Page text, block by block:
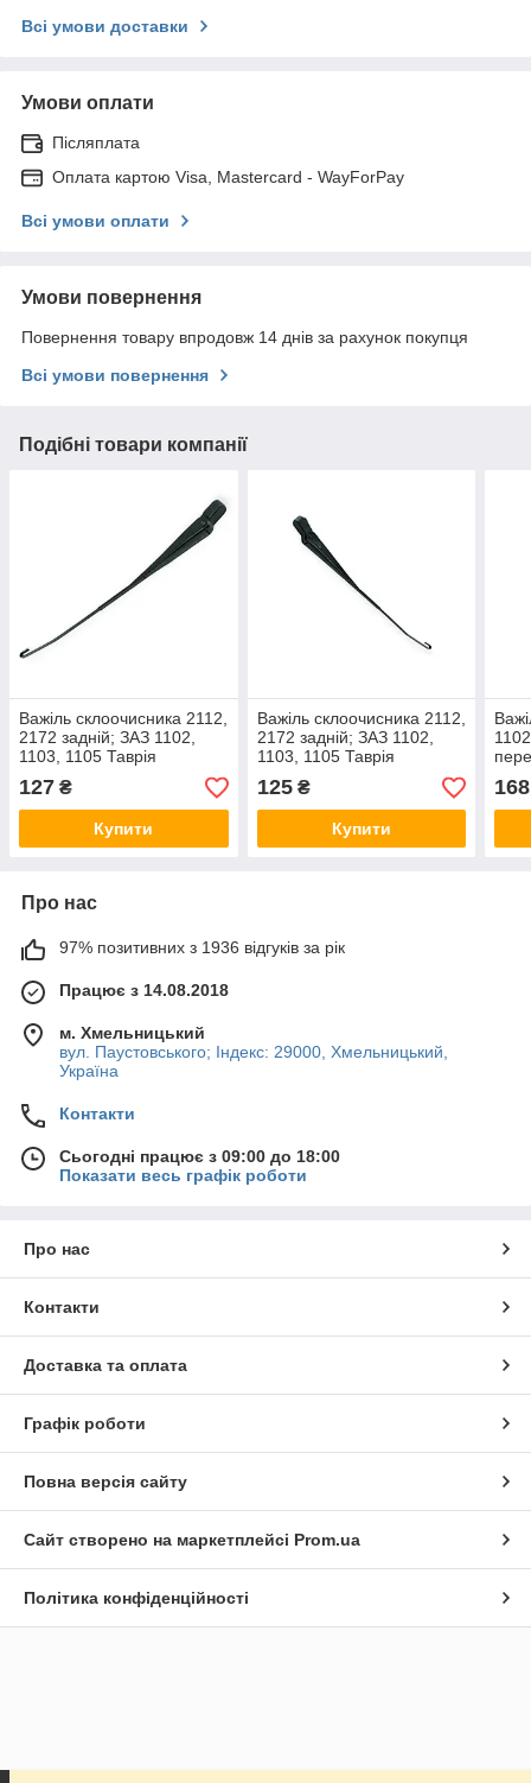
Всі умови доставки
Умови оплати
Післяплата
Оплата картою Visa, Mastercard - WayForPay
Всі умови оплати
Умови повернення
Повернення товару впродовж 14 днів за рахунок покупця
Всі умови повернення
Подібні товари компанії
Важіль склоочисника 2112,
2172 задній; ЗАЗ 1102,
1103, 1105 Таврія
передній (щіткотримач) AT
127 ₴
Купити
Важіль склоочисника 2112,
2172 задній; ЗАЗ 1102,
1103, 1105 Таврія
передній (щіткотримач)
AURORA
125₴
Купити
168
Про нас
97% позитивних з 1936 відгуків за рік
Працює з 14.08.2018
м. Хмельницький
вул. Паустовського; Індекс: 29000, Хмельницький,
Україна
Контакти
Сьогодні працює з 09:00 до 18:00
Показати весь графік роботи
Про нас
Контакти
Доставка та оплата
Графік роботи
Повна версія сайту
Сайт створено на маркетплейсі Prom.ua
Політика конфіденційності